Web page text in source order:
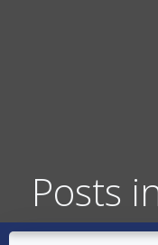
Posts